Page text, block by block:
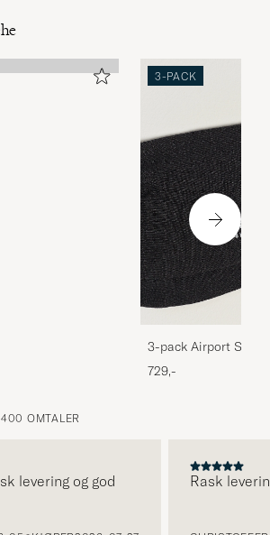
3-PACK
3-pack Airport
Melange
729,-
OMTALER
levering og god
Rask